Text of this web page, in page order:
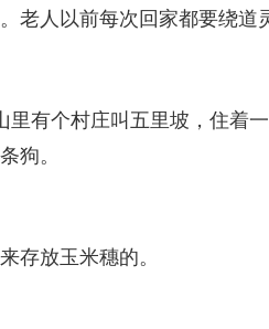
老人以前每次回家都要绕道
里有个村庄叫五里坡，住着
狗。
存放玉米穗的。